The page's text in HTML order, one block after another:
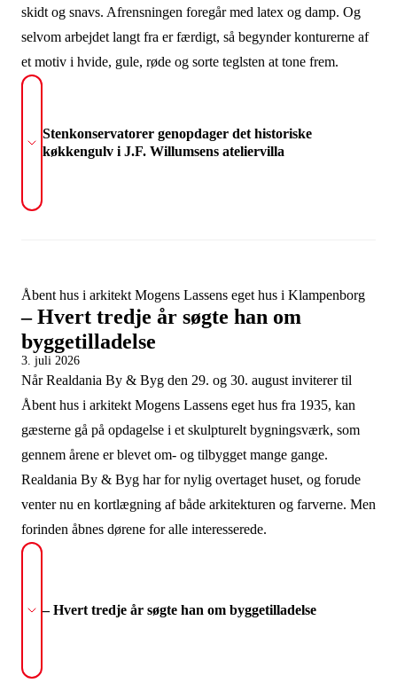
skidt og snavs. Afrensningen foregår med latex og damp. Og
selvom arbejdet langt fra er færdigt, så begynder konturerne af
et motiv i hvide, gule, røde og sorte teglsten at tone frem.
Stenkonservatorer genopdager det historiske
køkkengulv i J.F. Willumsens ateliervilla
Åbent hus i arkitekt Mogens Lassens eget hus i Klampenborg
– Hvert tredje år søgte han om
byggetilladelse
3. juli 2026
Når Realdania By & Byg den 29. og 30. august inviterer til
Åbent hus i arkitekt Mogens Lassens eget hus fra 1935, kan
gæsterne gå på opdagelse i et skulpturelt bygningsværk, som
gennem årene er blevet om- og tilbygget mange gange.
Realdania By & Byg har for nylig overtaget huset, og forude
venter nu en kortlægning af både arkitekturen og farverne. Men
forinden åbnes dørene for alle interesserede.
– Hvert tredje år søgte han om byggetilladelse